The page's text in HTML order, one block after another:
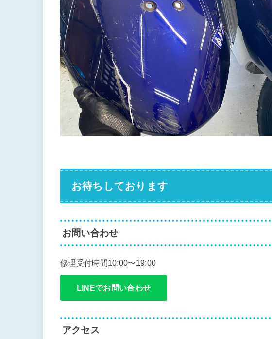
お待ちしております
お問い合わせ
修理受付時間10:00〜19:00
LINEでお問い合わせ
アクセス